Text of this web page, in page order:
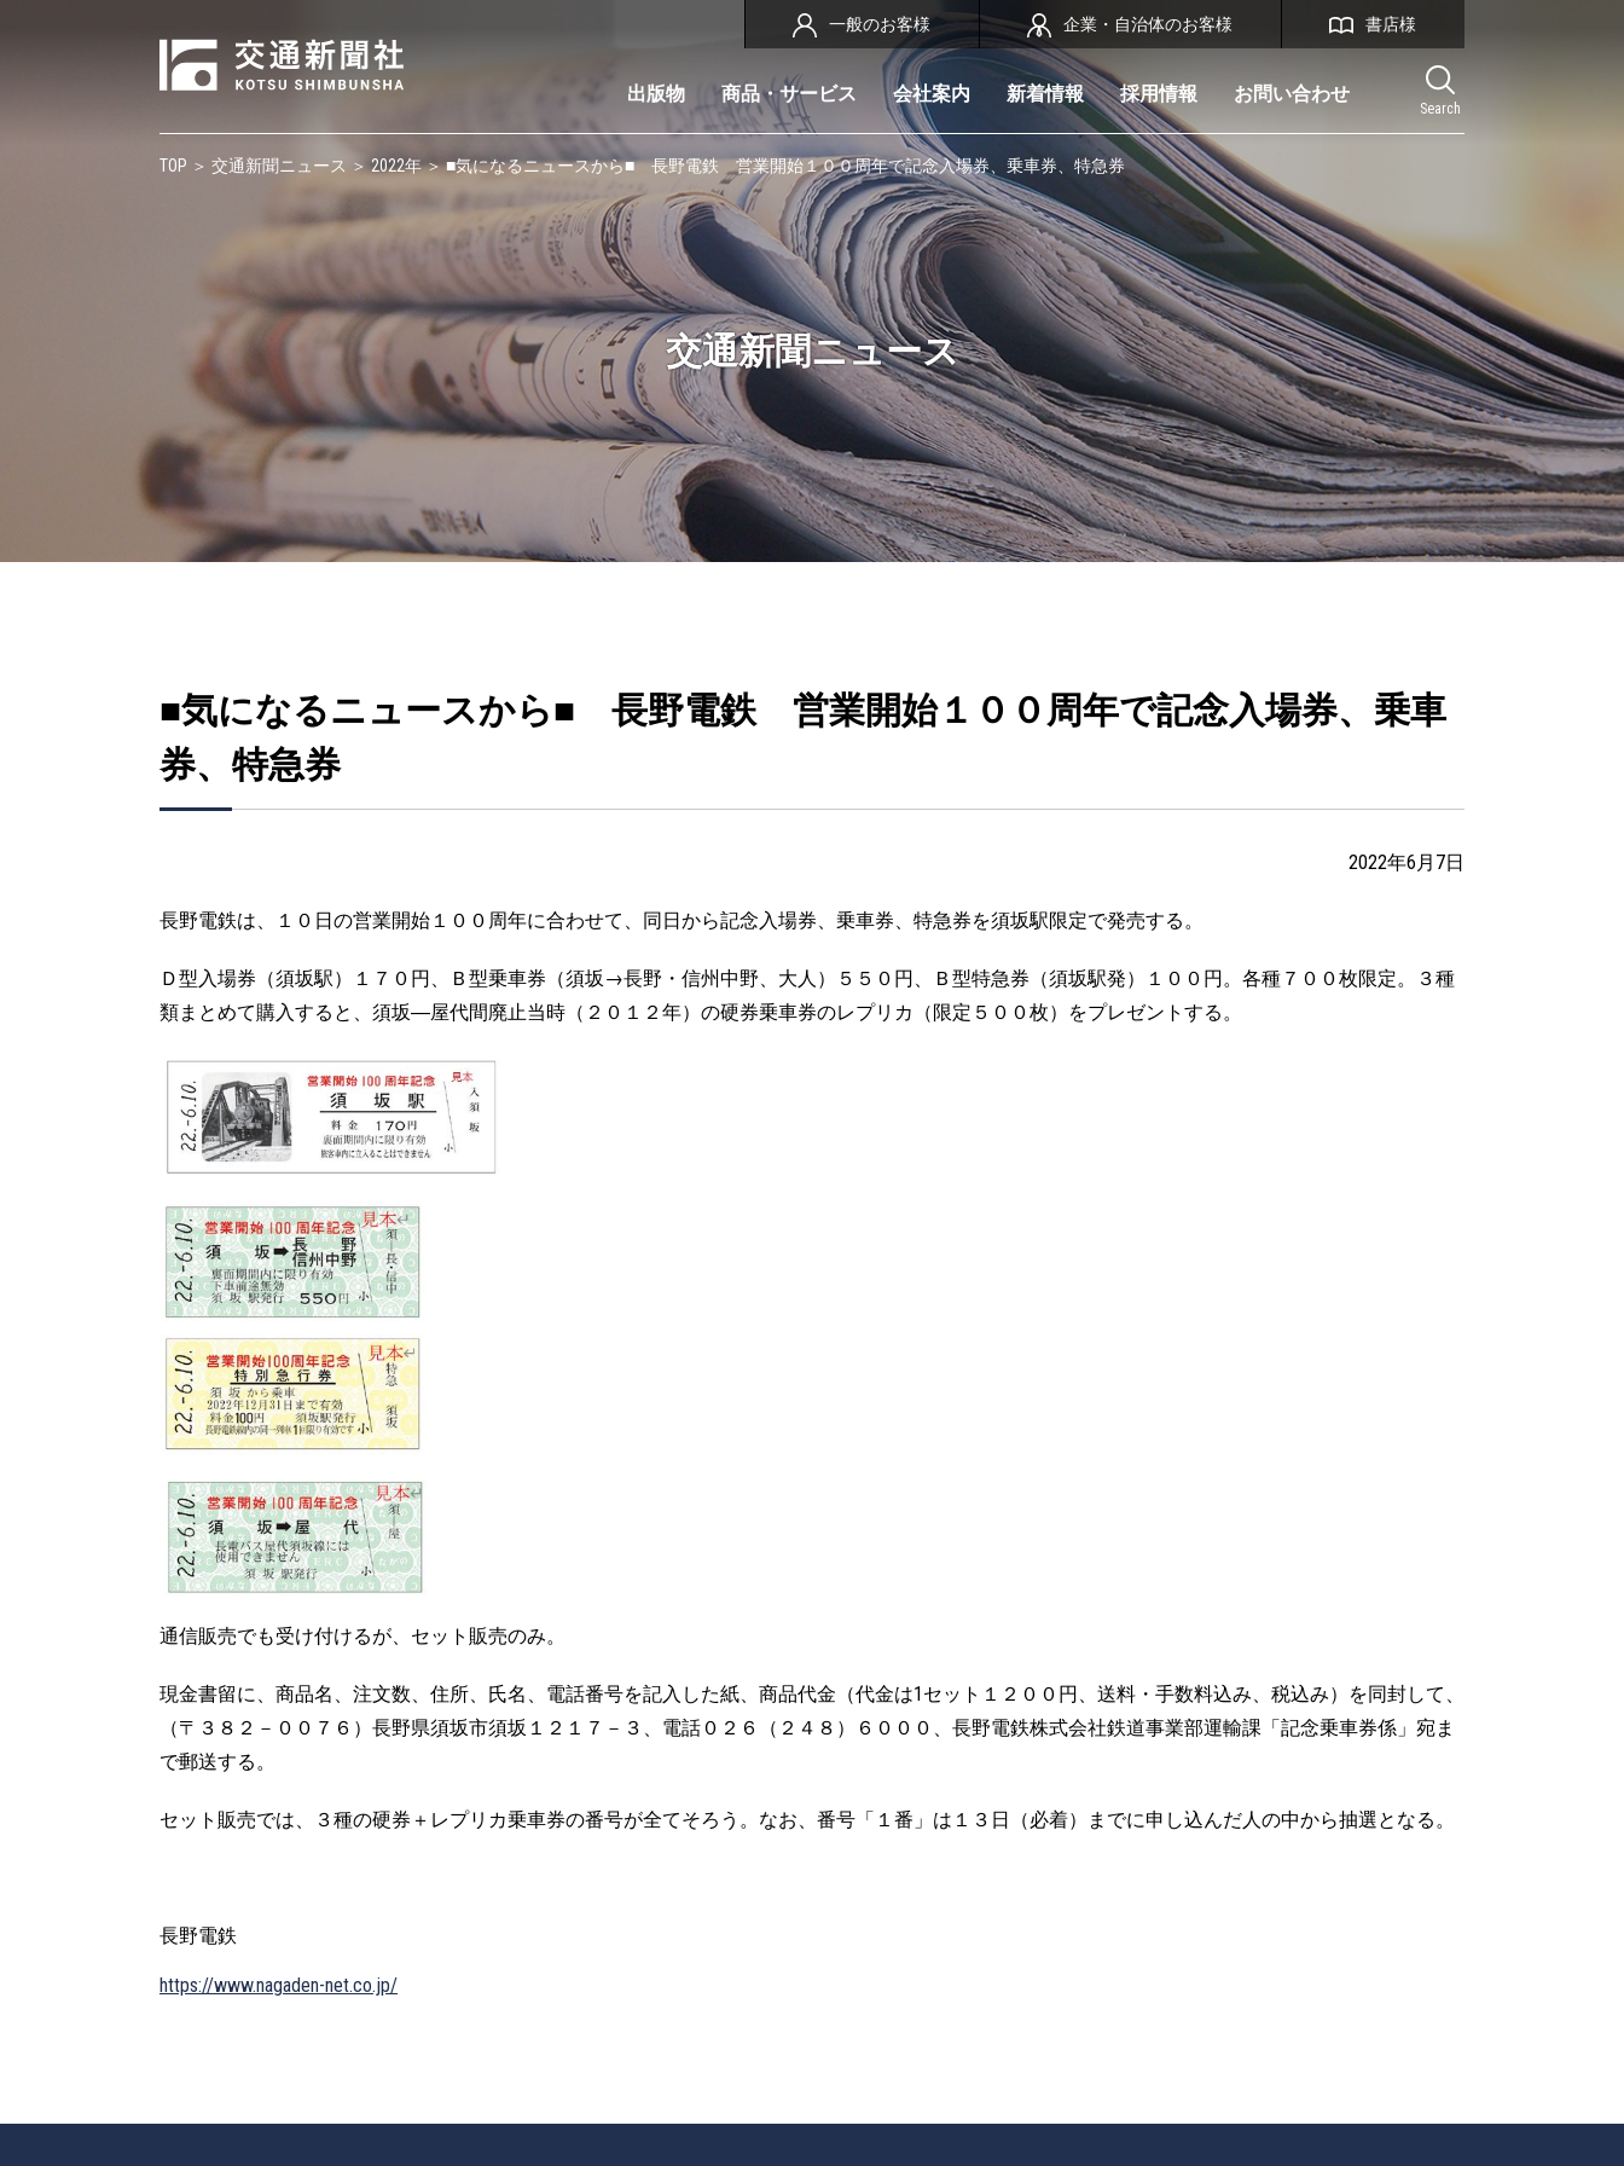
Search
出版物 商品・サービス 会社案内 新着情報 採用情報 お問い合わせ
一般のお客様 企業・自治体のお客様 書店様
TOP ＞ 交通新聞ニュース ＞ 2022年＞ ■気になるニュースから■ 長野電鉄 営業開始１００周年で記念入場券、乗車券、特急券
交通新聞ニュース
■気になるニュースから■ 長野電鉄 営業開始１００周年で記念入場券、乗車
券、特急券
2022年6月7日
長野電鉄は、１０日の営業開始１００周年に合わせて、同日から記念入場券、乗車券、特急券を須坂駅限定で発売する。
Ｄ型入場券（須坂駅）１７０円、Ｂ型乗車券（須坂→長野・信州中野、大人）５５０円、Ｂ型特急券（須坂駅発）１００円。各種７００枚限定。３種
類まとめて購入すると、須坂―屋代間廃止当時（２０１２年）の硬券乗車券のレプリカ（限定５００枚）をプレゼントする。
通信販売でも受け付けるが、セット販売のみ。
現金書留に、商品名、注文数、住所、氏名、電話番号を記入した紙、商品代金（代金は1セット１２００円、送料・手数料込み、税込み）を同封して、
（〒３８２－００７６）長野県須坂市須坂１２１７－３、電話０２６（２４８）６０００、長野電鉄株式会社鉄道事業部運輸課「記念乗車券係」宛ま
で郵送する。
セット販売では、３種の硬券＋レプリカ乗車券の番号が全てそろう。なお、番号「１番」は１３日（必着）までに申し込んだ人の中から抽選となる。
長野電鉄
https://www.nagaden-net.co.jp/